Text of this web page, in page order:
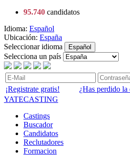
95.740 candidatos
Idioma: Español
Ubicación: España
Seleccionar idioma
Español
Selecciona un país
¡Registrate gratis!
¿Has perdido la
YATECASTING
Castings
Buscador
Candidatos
Reclutadores
Formacion